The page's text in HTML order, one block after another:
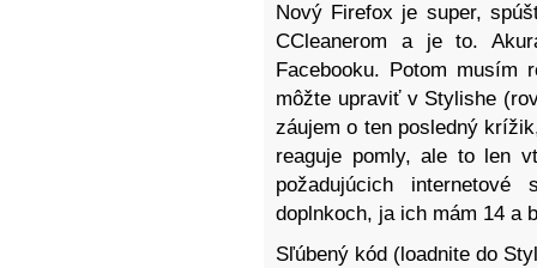
Nový Firefox je super,
CCleanerom a je to.
Facebooku. Potom musím
môžte upraviť v Stylishe
záujem o ten posledný
reaguje pomly, ale to len
požadujúcich
doplnkoch, ja ich mám 14 a
Sľúbený kód (loadnite do